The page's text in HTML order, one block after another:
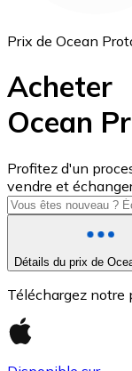
USD Coin
USDC
Prix de Ocean
Acheter
Ocean
Profitez d'un
vendre et
Détails du prix de
Téléchargez